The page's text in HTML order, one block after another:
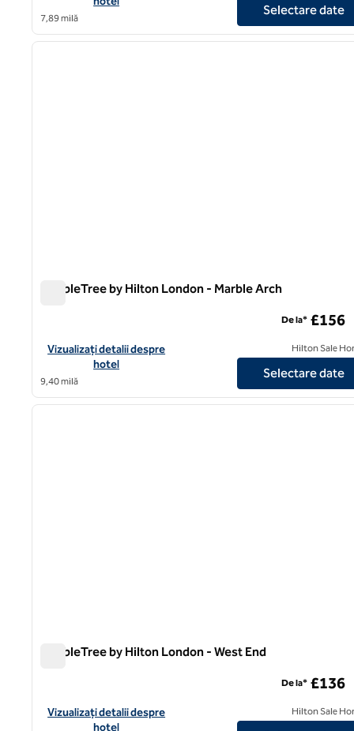
7,89 milă
Selectare date
1
1 din 12
DoubleTree by Hilton London - Marble Arch
Vizualizați detaliile hotelului DoubleTree by Hilton London -
Vizualizați detalii despre
hotel
9,40 milă
De la* £156
Hilton Sale
Selectare date
1
1 din 12
DoubleTree by Hilton London - West End
Vizualizați detaliile hotelului pentru DoubleTree by Hilton
Vizualizați detalii despre
hotel
De la* £136
Hilton Sale